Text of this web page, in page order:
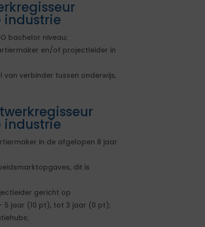
bachelor niveau;
en/of projectleider in
verbinder tussen onderwijs,
in de afgelopen 8 jaar
dit is
gericht op
5 jaar (10 pt), tot 3 jaar (0 pt);